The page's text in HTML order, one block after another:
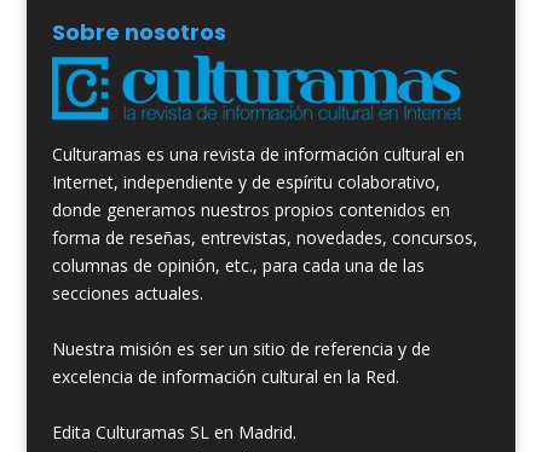
Sobre nosotros
Culturamas es una revista de información cultural en
Internet, independiente y de espíritu colaborativo,
donde generamos nuestros propios contenidos en
forma de reseñas, entrevistas, novedades, concursos,
columnas de opinión, etc., para cada una de las
secciones actuales.
Nuestra misión es ser un sitio de referencia y de
excelencia de información cultural en la Red.
Edita Culturamas SL en Madrid.